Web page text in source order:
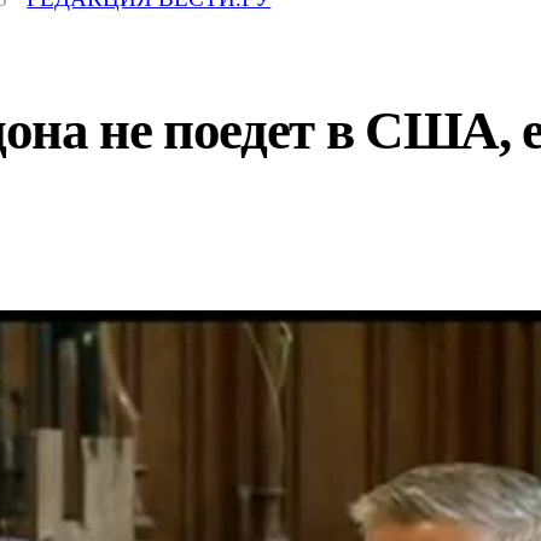
не поедет в США,